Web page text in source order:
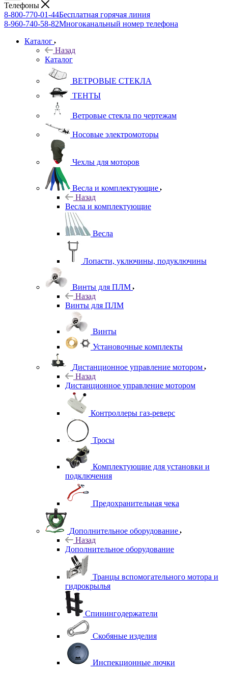
Телефоны
8-800-770-01-44Бесплатная горячая линия
8-960-740-58-82Многоканальный номер телефона
Каталог
Назад
Каталог
ВЕТРОВЫЕ СТЕКЛА
ТЕНТЫ
Ветровые стекла по чертежам
Носовые электромоторы
Чехлы для моторов
Весла и комплектующие
Назад
Весла и комплектующие
Весла
Лопасти, уключины, подуключины
Винты для ПЛМ
Назад
Винты для ПЛМ
Винты
Установочные комплекты
Дистанционное управление мотором
Назад
Дистанционное управление мотором
Контроллеры газ-реверс
Тросы
Комплектующие для установки и
подключения
Предохранительная чека
Дополнительное оборудование
Назад
Дополнительное оборудование
Транцы вспомогательного мотора и
гидрокрылья
Спинингодержатели
Скобяные изделия
Инспекционные лючки